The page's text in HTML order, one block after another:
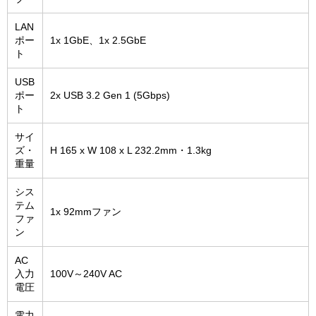
LAN
ポー
ト
1x 1GbE、1x 2.5GbE
USB
ポー
ト
2x USB 3.2 Gen 1 (5Gbps)
サイ
ズ・
重量
H 165 x W 108 x L 232.2mm・1.3kg
シス
テム
ファ
ン
1x 92mmファン
AC
入力
電圧
100V～240V AC